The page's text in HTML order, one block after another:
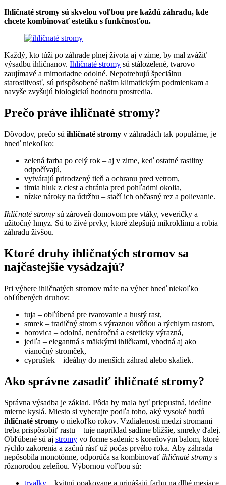
Ihličnaté stromy sú skvelou voľbou pre každú záhradu, kde
chcete kombinovať estetiku s funkčnosťou.
Každý, kto túži po záhrade plnej života aj v zime, by mal zvážiť
výsadbu ihličnanov. Ihličnaté stromy sú stálozelené, tvarovo
zaujímavé a mimoriadne odolné. Nepotrebujú špeciálnu
starostlivosť, sú prispôsobené našim klimatickým podmienkam a
navyše zvyšujú biologickú hodnotu prostredia.
Prečo práve ihličnaté stromy?
Dôvodov, prečo sú ihličnaté stromy v záhradách tak populárne, je
hneď niekoľko:
zelená farba po celý rok – aj v zime, keď ostatné rastliny
odpočívajú,
vytvárajú prirodzený tieň a ochranu pred vetrom,
tlmia hluk z ciest a chránia pred pohľadmi okolia,
nízke nároky na údržbu – stačí ich občasný rez a polievanie.
Ihličnaté stromy sú zároveň domovom pre vtáky, veveričky a
užitočný hmyz. Sú to živé prvky, ktoré zlepšujú mikroklímu a robia
záhradu živšou.
Ktoré druhy ihličnatých stromov sa
najčastejšie vysádzajú?
Pri výbere ihličnatých stromov máte na výber hneď niekoľko
obľúbených druhov:
tuja – obľúbená pre tvarovanie a hustý rast,
smrek – tradičný strom s výraznou vôňou a rýchlym rastom,
borovica – odolná, nenáročná a esteticky výrazná,
jedľa – elegantná s mäkkými ihličkami, vhodná aj ako
vianočný stromček,
cypruštek – ideálny do menších záhrad alebo skaliek.
Ako správne zasadiť ihličnaté stromy?
Správna výsadba je základ. Pôda by mala byť priepustná, ideálne
mierne kyslá. Miesto si vyberajte podľa toho, aký vysoké budú
ihličnaté stromy o niekoľko rokov. Vzdialenosti medzi stromami
treba prispôsobiť rastu – tuje napríklad sadíme bližšie, smreky ďalej.
Obľúbené sú aj stromy vo forme sadeníc s koreňovým balom, ktoré
rýchlo zakorenia a začnú rásť už počas prvého roka. Aby záhrada
nepôsobila monotónne, odporúča sa kombinovať ihličnaté stromy s
rôznorodou zeleňou. Výbornou voľbou sú:
trvalky – kvitnú opakovane a prinášajú farbu na dlhé mesiace,